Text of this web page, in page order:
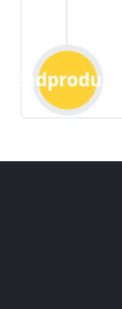
Endprodukt